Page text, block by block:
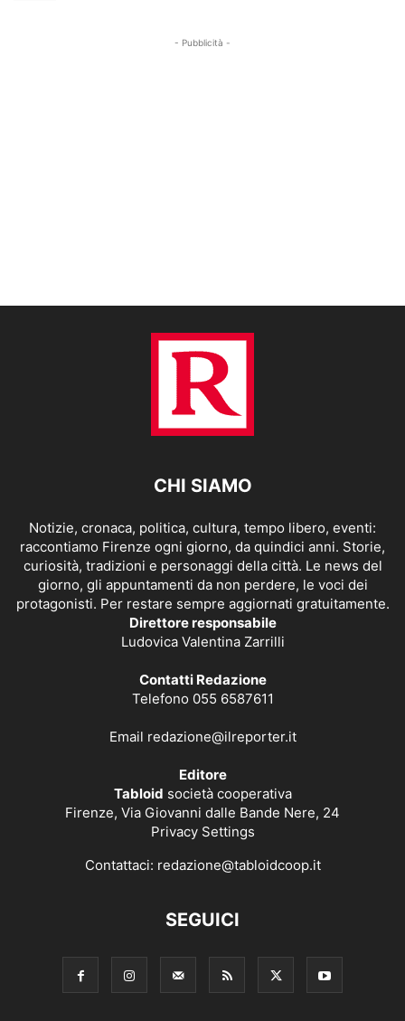
- Pubblicità -
CHI SIAMO
Notizie, cronaca, politica, cultura, tempo libero, eventi:
raccontiamo Firenze ogni giorno, da quindici anni. Storie,
curiosità, tradizioni e personaggi della città. Le news del
giorno, gli appuntamenti da non perdere, le voci dei
protagonisti. Per restare sempre aggiornati gratuitamente.
Direttore responsabile
Ludovica Valentina Zarrilli
Contatti Redazione
Telefono 055 6587611
Email redazione@ilreporter.it
Editore
Tabloid società cooperativa
Firenze, Via Giovanni dalle Bande Nere, 24
Privacy Settings
Contattaci: redazione@tabloidcoop.it
SEGUICI